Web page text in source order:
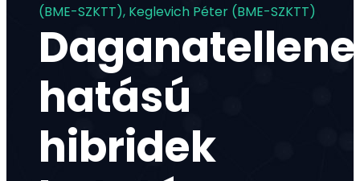
(BME-SZKTT), Keglevich Péter (BME-SZKTT)
hatású
hibridek